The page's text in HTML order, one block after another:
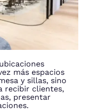
más espacios
y sillas, sino
recibir clientes,
presentar